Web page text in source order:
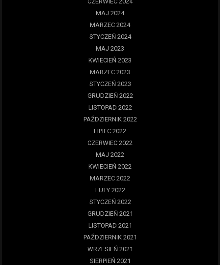
MAJ 2024
MARZEC 2024
STYCZEŃ 2024
MAJ 2023
KWIECIEŃ 2023
MARZEC 2023
STYCZEŃ 2023
GRUDZIEŃ 2022
LISTOPAD 2022
PAŹDZIERNIK 2022
LIPIEC 2022
CZERWIEC 2022
MAJ 2022
KWIECIEŃ 2022
MARZEC 2022
LUTY 2022
STYCZEŃ 2022
GRUDZIEŃ 2021
LISTOPAD 2021
PAŹDZIERNIK 2021
WRZESIEŃ 2021
SIERPIEŃ 2021